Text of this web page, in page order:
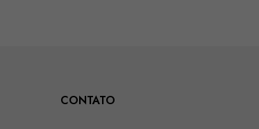
CONTATO